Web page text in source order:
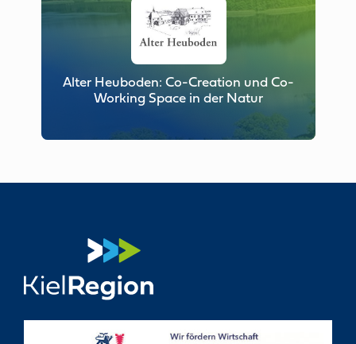
Alter Heuboden: Co-Creation und Co-
Working Space in der Natur